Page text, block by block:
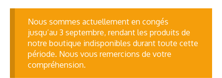
Nous sommes actuellement en congés
jusqu’au 3 septembre, rendant les produits de
notre boutique indisponibles durant toute cette
période. Nous vous remercions de votre
compréhension.